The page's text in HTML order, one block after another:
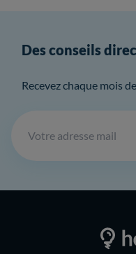
Des conseils
Recevez chaque mois